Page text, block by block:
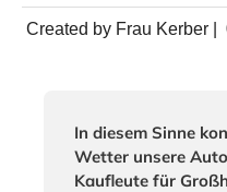
Created by Frau Kerber |
In diesem Sinne
Wetter unsere
Kaufleute für